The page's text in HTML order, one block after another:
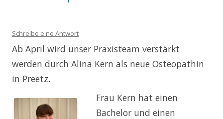
Schreibe eine Antwort
Ab April wird unser Praxisteam verstärkt
werden durch Alina Kern als neue Osteopathin
in Preetz.
Frau Kern hat einen
Bachelor und einen